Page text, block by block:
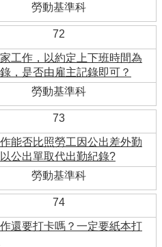
勞動基準科
72
工作，以約定上下班時間為
，是否由雇主記錄即可？
勞動基準科
73
能否比照勞工因公出差外勤
公出單取代出勤紀錄?
勞動基準科
74
還要打卡嗎？一定要紙本打